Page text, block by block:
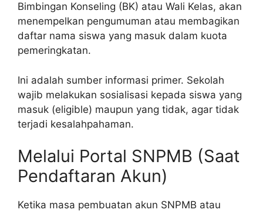
Bimbingan Konseling (BK) atau Wali Kelas, akan
menempelkan pengumuman atau membagikan
daftar nama siswa yang masuk dalam kuota
pemeringkatan.
Ini adalah sumber informasi primer. Sekolah
wajib melakukan sosialisasi kepada siswa yang
masuk (eligible) maupun yang tidak, agar tidak
terjadi kesalahpahaman.
Melalui Portal SNPMB (Saat
Pendaftaran Akun)
Ketika masa pembuatan akun SNPMB atau